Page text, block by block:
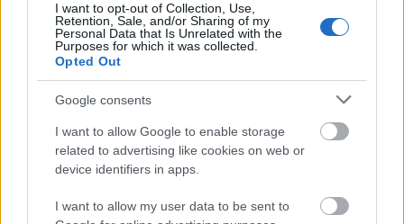
I want to opt-out of Collection, Use,
Retention, Sale, and/or Sharing of my
Personal Data that Is Unrelated with the
Purposes for which it was collected.
Opted Out
Google consents
I want to allow Google to enable storage
related to advertising like cookies on web or
device identifiers in apps.
I want to allow my user data to be sent to
sixx
7 éve
@Boise:@yeauhe: a cc nem az én blogom.
ez az egy, ami biztos a tulajdonos kilétét illetően.
azon vagyunk, hogy valami történjen, én azért ebbe
kibaszott sokat dolgoztam azon, hogy oda jusson el,